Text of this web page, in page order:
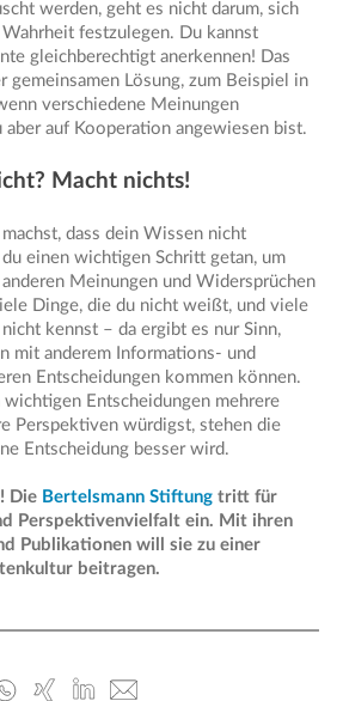
werden, geht es nicht darum, sich
festzulegen. Du kannst
gleichberechtigt anerkennen! Das
gemeinsamen Lösung, zum Beispiel in
verschiedene Meinungen
aber auf Kooperation angewiesen bist.
Macht nichts!
dass dein Wissen nicht
einen wichtigen Schritt getan, um
Meinungen und Widersprüchen
Dinge, die du nicht weißt, und viele
kennst – da ergibt es nur Sinn,
mit anderem Informations- und
Entscheidungen kommen können.
Entscheidungen mehrere
Perspektiven würdigst, stehen die
Entscheidung besser wird.
Die Bertelsmann Stiftung tritt für
Perspektivenvielfalt ein. Mit ihren
Publikationen will sie zu einer
beitragen.
Whatsapp
Xing
Linked